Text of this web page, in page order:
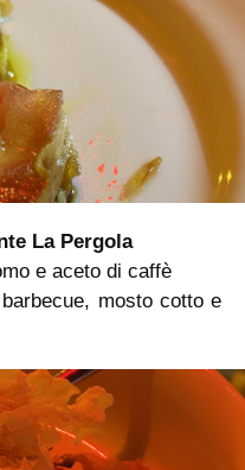
La Pergola
e aceto di caffè
mosto cotto e